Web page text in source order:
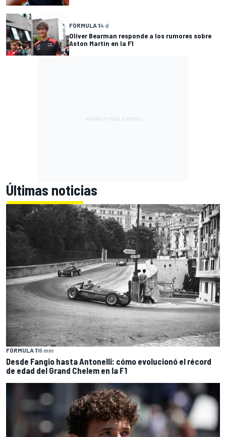
FÓRMULA 14 d
Oliver Bearman responde a los rumores sobre
Aston Martin en la F1
Últimas noticias
FÓRMULA 116 min
Desde Fangio hasta Antonelli: cómo evolucionó el récord
de edad del Grand Chelem en la F1